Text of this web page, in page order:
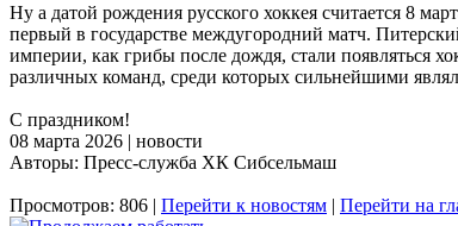
Ну а датой рождения русского хоккея считается 8
первый в государстве междугородний матч.
империи, как грибы после дождя, стали появляться
различных команд, среди которых сильнейшими
С праздником!
08 марта 2026 | новости
Авторы: Пресс-служба ХК Сибсельмаш
Просмотров: 806 | Перейти к новостям | Перейти на